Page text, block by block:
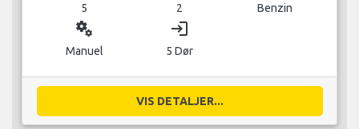
5 2 Benzin
miscellaneous_services
Manuel
login
5 Dør
VIS DETALJER...